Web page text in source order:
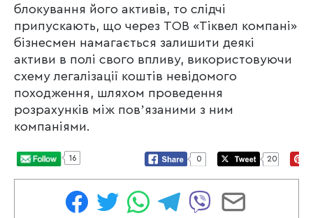
блокування його активів, то слідчі
припускають, що через ТОВ «Тіквел компані»
бізнесмен намагається залишити деякі
активи в полі свого впливу, використовуючи
схему легалізації коштів невідомого
походження, шляхом проведення
розрахунків між повʼязаними з ним
компаніями.
16 0 20